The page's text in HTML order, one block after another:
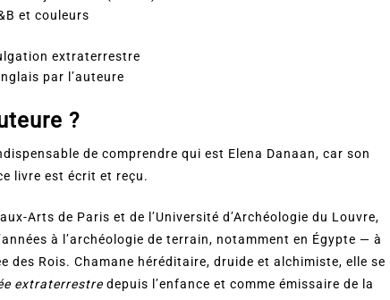
et couleurs
extraterrestre
par l’auteure
?
de comprendre qui est Elena Danaan, car son
livre est écrit et reçu.
Arts de Paris et de l’Université d’Archéologie du Louvre,
à l’archéologie de terrain, notamment en Égypte — à
des Rois. Chamane héréditaire, druide et alchimiste, elle se
extraterrestre depuis l’enfance et comme émissaire de la